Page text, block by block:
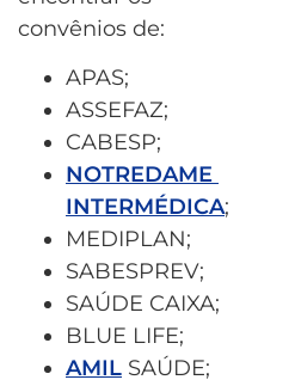
convênios de:
APAS;
ASSEFAZ;
CABESP;
NOTREDAME
INTERMÉDICA;
MEDIPLAN;
SABESPREV;
SAÚDE CAIXA;
BLUE LIFE;
AMIL SAÚDE;